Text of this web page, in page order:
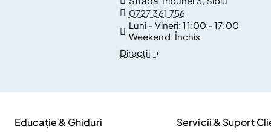
0727 361 756
Luni - Vineri:11:00 - 17:00
Weekend:Închis
Direcții ➝
Educație & Ghiduri Servicii & Suport